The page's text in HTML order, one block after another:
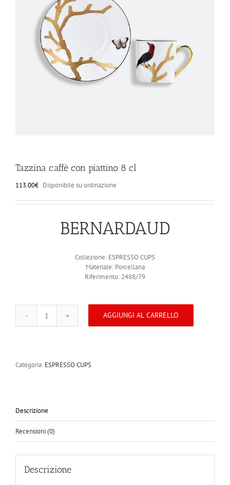
ILLUMINAZIONE
FUORI PRODUZIONE
Tazzina caffè con piattino 8 cl
113.00€ Disponibile su ordinazione
BERNARDAUD
Collezione: ESPRESSO CUPS
Materiale: Porcellana
Riferimento: 2488/79
Tazzina
caffè
cl
AGGIUNGI AL CARRELLO
Categoria: ESPRESSO CUPS
Descrizione
Recensioni (0)
Descrizione